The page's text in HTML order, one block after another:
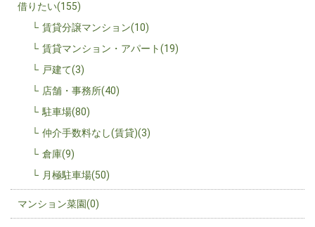
借りたい(155)
賃貸分譲マンション(10)
賃貸マンション・アパート(19)
戸建て(3)
店舗・事務所(40)
駐車場(80)
仲介手数料なし(賃貸)(3)
倉庫(9)
月極駐車場(50)
マンション菜園(0)